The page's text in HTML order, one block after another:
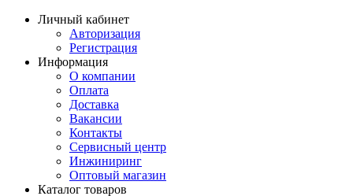
Личный кабинет
Авторизация
Регистрация
Информация
О компании
Оплата
Доставка
Вакансии
Контакты
Сервисный центр
Инжиниринг
Оптовый магазин
Каталог товаров